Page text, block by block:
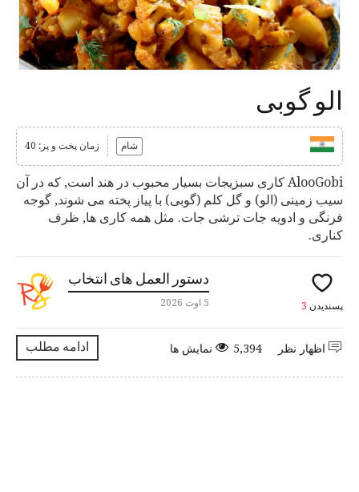
الو گوبی
زمان پخت و پز: 40 شام
AlooGobi کاری سبزیجات بسیار محبوب در هند است, که در آن
سیب زمینی (الو) و گل کلم (گوبی) با پیاز پخته می شوند, گوجه
فرنگی و ادویه جات ترشی جات. مثل همه کاری ها, ظرف
کناری.
دستور العمل های انتخاب
5 اوت 2026 پسندیدن 3
ادامه مطلب اظهار نظر 5,394 نمایش ها